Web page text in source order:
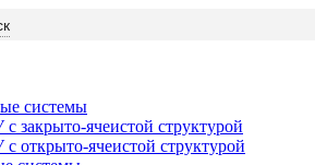
системы
закрыто-ячеистой структурой
открыто-ячеистой структурой